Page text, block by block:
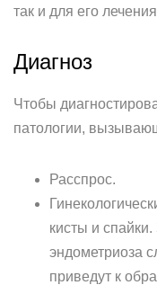
так и для его
Диагноз
Чтобы
патологии,
Расспрос.
кисты и
эндометриоза
приведут к